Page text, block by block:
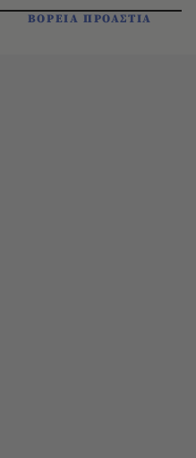
ΒΟΡΕΙΑ ΠΡΟΑΣΤΙΑ